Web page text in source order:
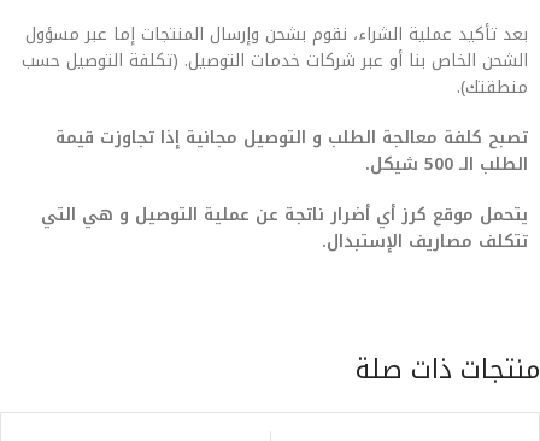
بعد تأكيد عملية الشراء، نقوم بشحن وإرسال المنتجات إما عبر مسؤول
الشحن الخاص بنا أو عبر شركات خدمات التوصيل. (تكلفة التوصيل حسب
منطقتك).
تصبح كلفة معالجة الطلب و التوصيل مجانية إذا تجاوزت قيمة
الطلب الـ 500 شيكل.
يتحمل موقع كرز أي أضرار ناتجة عن عملية التوصيل و هي التي
تتكلف مصاريف الإستبدال.
منتجات ذات صلة